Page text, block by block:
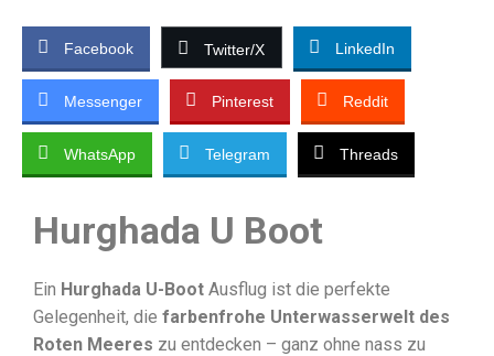
Facebook Twitter/X LinkedIn
Messenger Pinterest Reddit
WhatsApp Telegram Threads
Hurghada U Boot
Ein Hurghada U-Boot Ausflug ist die perfekte
Gelegenheit, die farbenfrohe Unterwasserwelt des
Roten Meeres zu entdecken – ganz ohne nass zu